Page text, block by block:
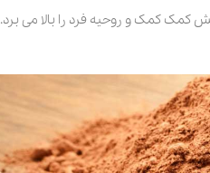
کمک کمک و روحیه فرد را بالا می برد.